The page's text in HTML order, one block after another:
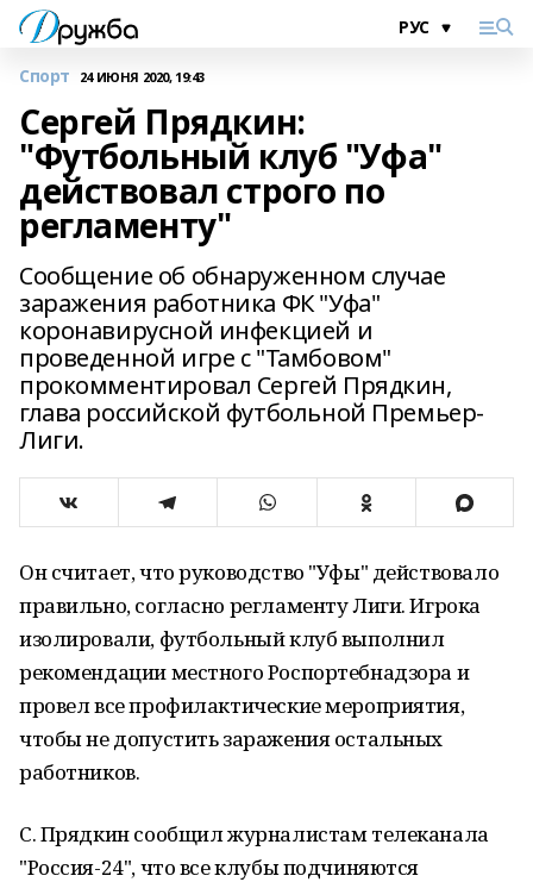
Спорт 24 ИЮНЯ 2020, 19:43
Сергей Прядкин:
"Футбольный клуб "Уфа"
действовал строго по
регламенту"
Сообщение об обнаруженном случае
заражения работника ФК "Уфа"
коронавирусной инфекцией и
проведенной игре с "Тамбовом"
прокомментировал Сергей Прядкин,
глава российской футбольной Премьер-
Лиги.
Он считает, что руководство "Уфы" действовало
правильно, согласно регламенту Лиги. Игрока
изолировали, футбольный клуб выполнил
рекомендации местного Роспортебнадзора и
провел все профилактические мероприятия,
чтобы не допустить заражения остальных
работников.
С. Прядкин сообщил журналистам телеканала
"Россия-24", что все клубы подчиняются